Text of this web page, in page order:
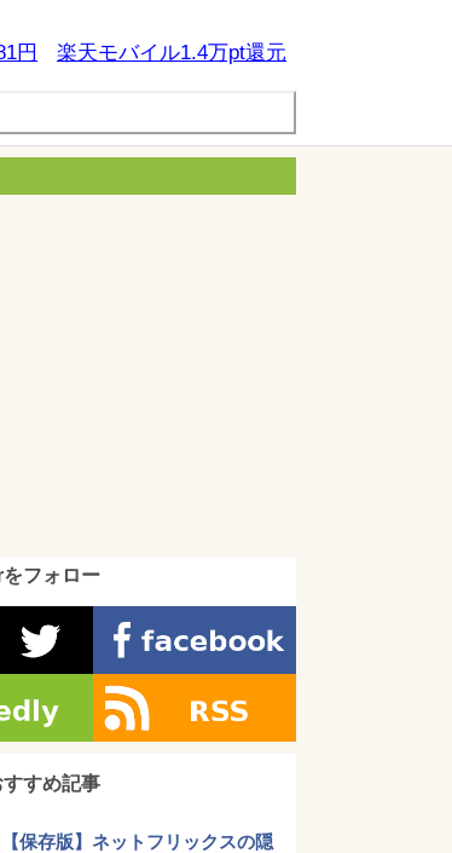
円 楽天モバイル1.4万pt還元
フォロー
すめ記事
【保存版】ネットフリックスの隠